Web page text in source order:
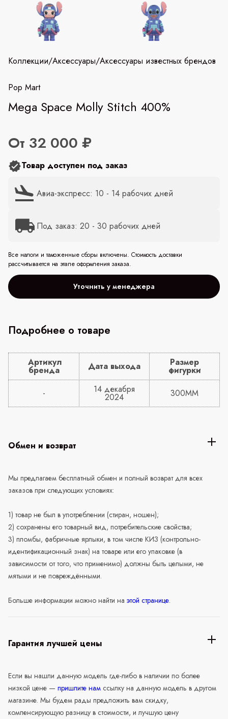
Коллекции/Аксессуары/Аксессуары известных брендов
Pop Mart
Mega Space Molly Stitch 400%
От 32 000 ₽
Товар доступен под заказ
Авиа-экспресс: 10 - 14 рабочих дней
Под заказ: 20 - 30 рабочих дней
Все налоги и таможенные сборы включены. Стоимость доставки
рассчитывается на этапе оформления заказа.
Уточнить у менеджера
Подробнее о товаре
Артикул
бренда Дата выхода Размер
фигурки
-
14 декабря
2024 300MM
Обмен и возврат
Мы предлагаем бесплатный обмен и полный возврат для всех
заказов при следующих условиях:
1) товар не был в употреблении (стиран, ношен);
2) сохранены его товарный вид, потребительские свойства;
3) пломбы, фабричные ярлыки, в том числе КИЗ (контрольно-
идентификационный знак) на товаре или его упаковке (в
зависимости от того, что применимо) должны быть целыми, не
мятыми и не повреждёнными.
Больше информации можно найти на этой странице.
Гарантия лучшей цены
Если вы нашли данную модель где-либо в наличии по более
низкой цене — пришлите нам ссылку на данную модель в другом
магазине. Мы будем рады предложить вам скидку,
компенсирующую разницу в стоимости, и лучшую цену